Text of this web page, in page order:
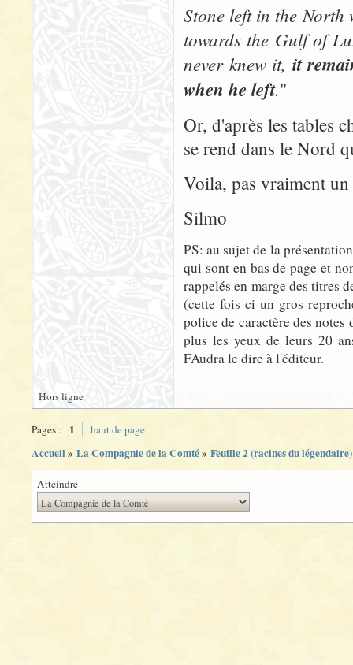
Stone left in the North
towards the Gulf of
never knew it, it
when he left."
Or, d'après les tables
se rend dans le Nord
Voila, pas vraiment
Silmo
PS: au sujet de la
qui sont en bas de page et
rappelés en marge des titres
(cette fois-ci un gros
police de caractère des
plus les yeux de leurs 20
FAudra le dire à l'éditeur.
Hors ligne
Pages : 1 haut de page
Accueil» La Compagnie de la Comté» Feuille 2 (racines du
Atteindre